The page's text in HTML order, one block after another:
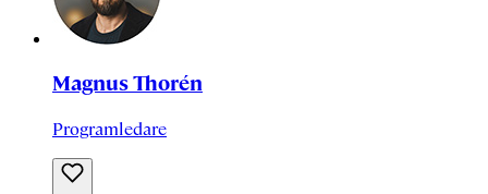
Magnus Thorén
Programledare